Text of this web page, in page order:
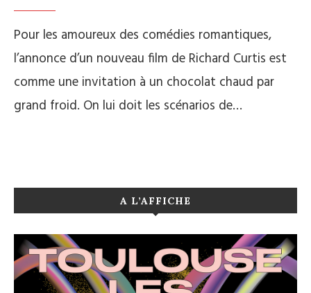
Pour les amoureux des comédies romantiques,
l’annonce d’un nouveau film de Richard Curtis est
comme une invitation à un chocolat chaud par
grand froid. On lui doit les scénarios de…
A L’AFFICHE